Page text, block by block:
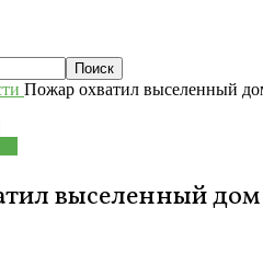
Пожар охватил выселенный
выселенный